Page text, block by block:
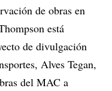
de obras en
está
de divulgación
Alves Tegan,
del MAC a